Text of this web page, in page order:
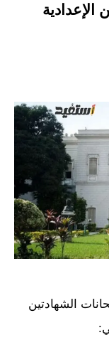
الإعدادية
الشهادتين